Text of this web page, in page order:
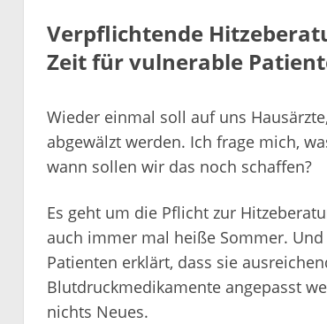
Verpflichtende
Zeit für vulnerable
Wieder einmal soll auf uns
abgewälzt werden. Ich frage mich,
wann sollen wir das noch schaffen?
Es geht um die Pflicht zur
auch immer mal heiße Sommer.
Patienten erklärt, dass sie
Blutdruckmedikamente angepasst
nichts Neues.